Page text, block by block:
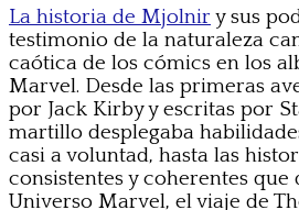
La historia de Mjolnir y sus
testimonio de la naturaleza
caótica de los cómics en los
Marvel. Desde las primeras
por Jack Kirby y escritas por
martillo desplegaba
casi a voluntad, hasta las
consistentes y coherentes
Universo Marvel, el viaje de